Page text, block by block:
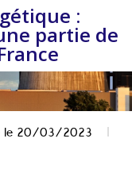
:
partie de
20/03/2023